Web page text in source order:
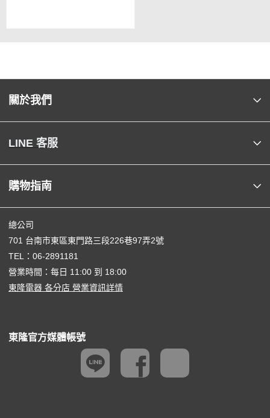
關於我們
LINE 客服
購物指南
總公司
701 台南市東區東門路三段226巷97弄2號
TEL： 06-2891181
營業時間：每日 11:00 到 18:00
東隆電器 各分店 營業資訊詳情
東隆官方媒體帳號